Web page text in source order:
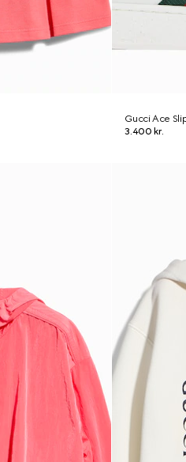
Gucci Ace
3.400 kr.